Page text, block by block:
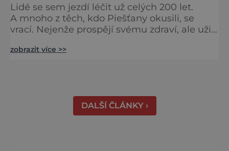
Lidé se sem jezdí léčit už celých 200 let.
A mnoho z těch, kdo Piešťany okusili, se
vrací. Nejenže prospějí svému zdraví, ale užijí
řekne slovenské lázně, Piešťany bývají první
zobrazit více >>
DALŠÍ ČLÁNKY ›